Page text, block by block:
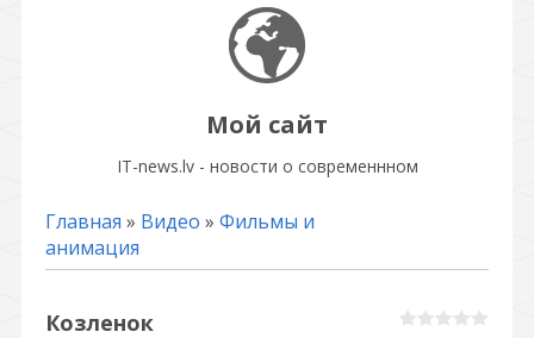
Мой сайт
IT-news.lv - новости о современнном
Главная » Видео » Фильмы и
анимация
Козленок